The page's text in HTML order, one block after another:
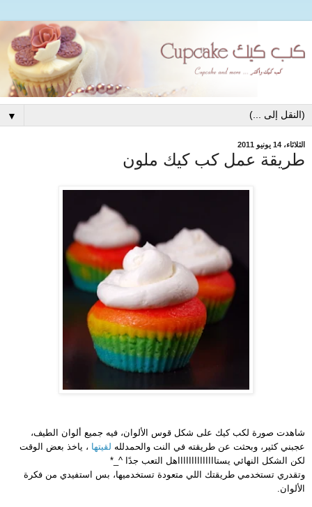
▼
الثلاثاء، 14 يونيو 2011
طريقة عمل كب كيك ملون
شاهدت صورة لكب كيك على شكل قوس الألوان، فيه جميع ألوان الطيف،
عجبني كثير، وبحثت عن طريقته في النت والحمدلله لقيتها ، ياخذ بعض الوقت
لكن الشكل النهائي يستااااااااااااااهل التعب جدًا ^_*
وتقدري تستخدمي طريقتك اللي متعودة تستخدميها، بس استفيدي من فكرة
الألوان.